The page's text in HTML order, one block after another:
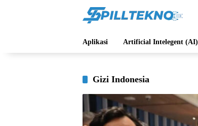
Aplikasi Artificial Intelegent (AI)
Gizi Indonesia